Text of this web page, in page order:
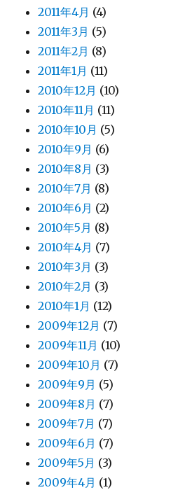
2011年4月 (4)
2011年3月 (5)
2011年2月 (8)
2011年1月 (11)
2010年12月 (10)
2010年11月 (11)
2010年10月 (5)
2010年9月 (6)
2010年8月 (3)
2010年7月 (8)
2010年6月 (2)
2010年5月 (8)
2010年4月 (7)
2010年3月 (3)
2010年2月 (3)
2010年1月 (12)
2009年12月 (7)
2009年11月 (10)
2009年10月 (7)
2009年9月 (5)
2009年8月 (7)
2009年7月 (7)
2009年6月 (7)
2009年5月 (3)
2009年4月 (1)